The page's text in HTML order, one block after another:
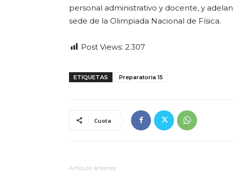
personal administrativo y docente, y
sede de la Olimpiada Nacional de Física.
Post Views: 2.307
ETIQUETAS Preparatoria 15
Cuota
Artículo anterior